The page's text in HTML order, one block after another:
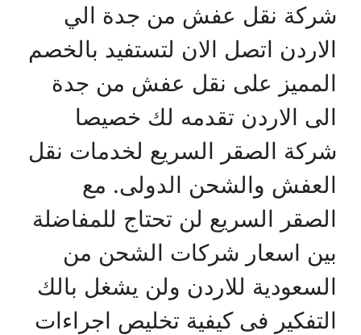
شركة نقل عفش من جدة الي
الاردن اتصل الان لتستفيد بالخصم
المميز على نقل عفش من جدة
الى الاردن تقدمه لك خصيصا
شركة الصقر السريع لخدمات نقل
العفش والشحن الدولى. مع
الصقر السريع لن تحتاج للمفاضلة
بين اسعار شركات الشحن من
السعودية للاردن ولن يشغل بالك
التفكير فى كيفية تخليص اجراءات